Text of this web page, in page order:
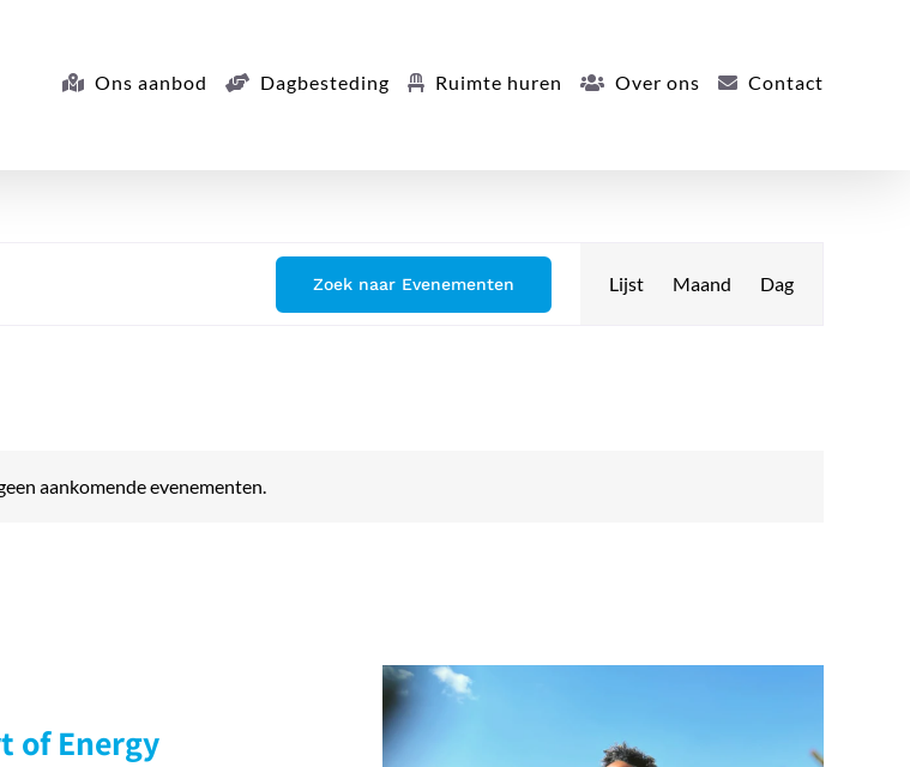
Ons aanbod Dagbesteding Ruimte huren Over ons Contact
aankomende evenementen.
Zoek naar Evenementen Evenement
Lijst Maand Dag
of Energy